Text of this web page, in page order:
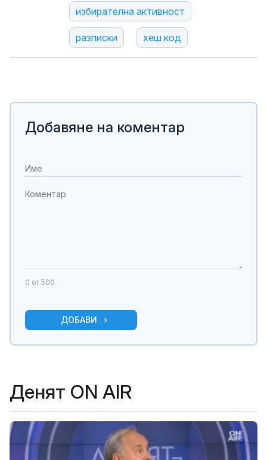
избирателна активност
разписки хеш код
Добавяне на коментар
0 от 500
ДОБАВИ
Денят ON AIR